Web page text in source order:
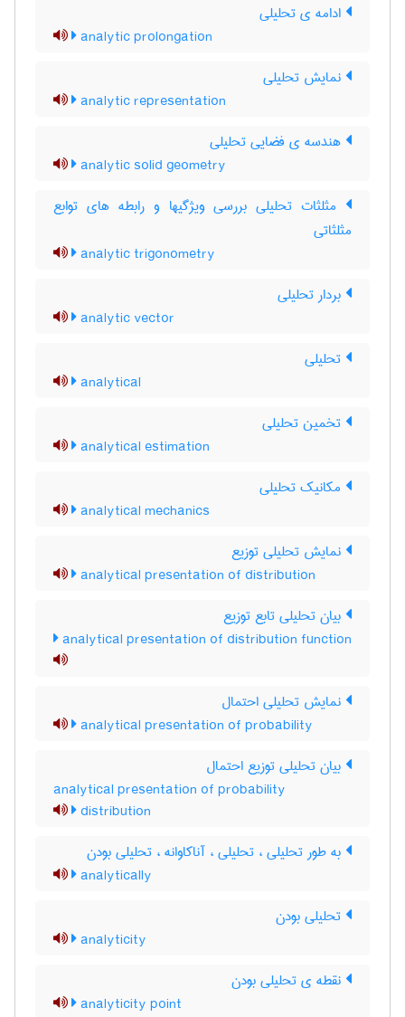
ادامه ی تحلیلی
analytic prolongation
نمایش تحلیلی
analytic representation
هندسه ی فضایی تحلیلی
analytic solid geometry
مثلثات تحلیلی بررسی ویژگیها و رابطه های توابع
مثلثاتی
analytic trigonometry
بردار تحلیلی
analytic vector
تحلیلی
analytical
تخمین تحلیلی
analytical estimation
مکانیک تحلیلی
analytical mechanics
نمایش تحلیلی توزیع
analytical presentation of distribution
بیان تحلیلی تابع توزیع
analytical presentation of distribution function
نمایش تحلیلی احتمال
analytical presentation of probability
بیان تحلیلی توزیع احتمال
analytical presentation of probability
distribution
به طور تحلیلی ، تحلیلی ، آناکاوانه ، تحلیلی بودن
analytically
تحلیلی بودن
analyticity
نقطه ی تحلیلی بودن
analyticity point